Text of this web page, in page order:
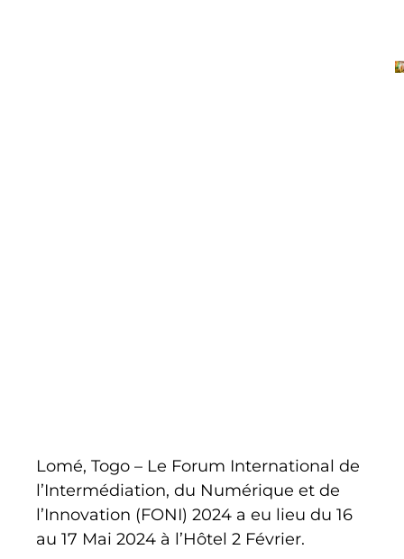
Lomé, Togo – Le Forum International de
l’Intermédiation, du Numérique et de
l’Innovation (FONI) 2024 a eu lieu du 16
au 17 Mai 2024 à l’Hôtel 2 Février.